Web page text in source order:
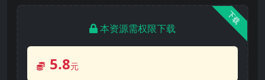
下载
本资源需权限下载
5.8元